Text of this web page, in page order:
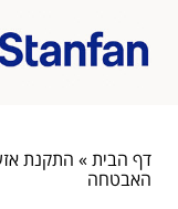
דף הבית» התקנת
האבטחה